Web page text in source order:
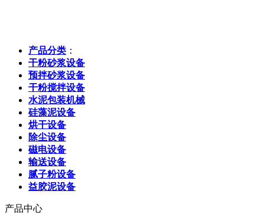
产品分类 ：
干粉砂浆设备
预拌砂浆设备
干粉搅拌设备
水泥包装机械
硅藻泥设备
烘干设备
除尘设备
磁电设备
输送设备
腻子粉设备
益胶泥设备
产品中心